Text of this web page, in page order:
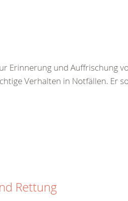
Erinnerung und Auffrischung
Verhalten in Notfällen. Er
Rettung